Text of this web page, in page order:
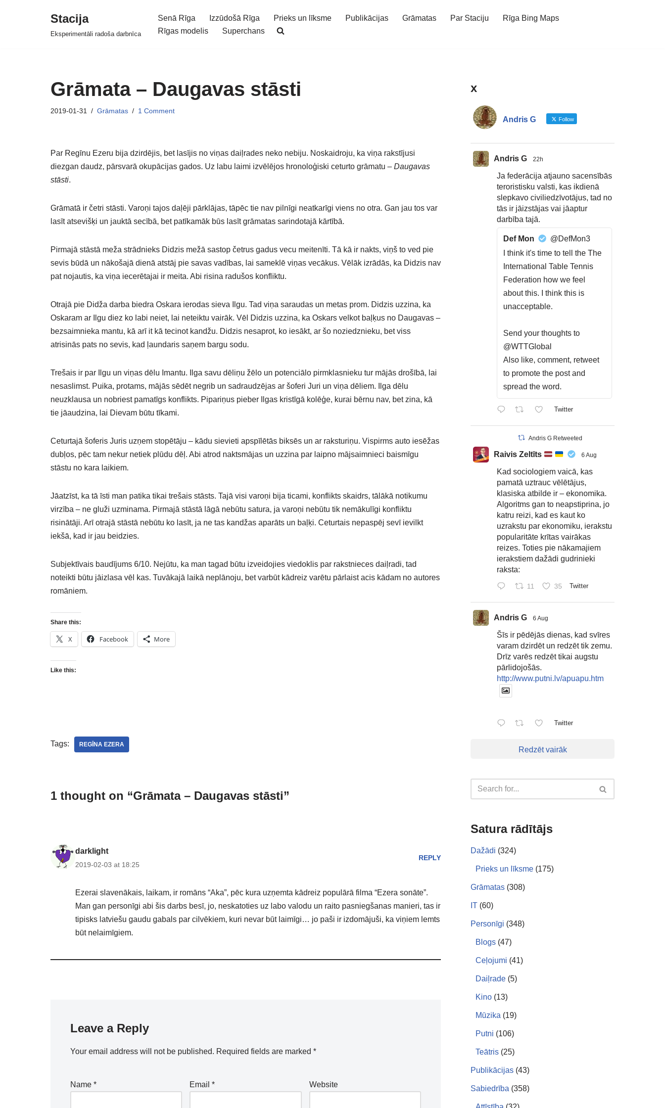
Stacija
Eksperimentāli radoša darbnīca
Senā Rīga Izzūdošā Rīga Prieks un līksme Publikācijas Grāmatas Par Staciju
Rīga Bing Maps
Rīgas modelis
Superchans
Grāmata – Daugavas stāsti
2019-01-31 Grāmatas 1 Comment
Par Regīnu Ezeru bija dzirdējis, bet lasījis no viņas daiļrades neko nebiju. Noskaidroju, ka viņa rakstījusi
diezgan daudz, pārsvarā okupācijas gados. Uz labu laimi izvēlējos hronoloģiski ceturto grāmatu – Daugavas
stāsti.
Grāmatā ir četri stāsti. Varoņi tajos daļēji pārklājas, tāpēc tie nav pilnīgi neatkarīgi viens no otra. Gan jau tos var
lasīt atsevišķi un jauktā secībā, bet patīkamāk būs lasīt grāmatas sarindotajā kārtībā.
Pirmajā stāstā meža strādnieks Didzis mežā sastop četrus gadus vecu meitenīti. Tā kā ir nakts, viņš to ved pie
sevis būdā un nākošajā dienā atstāj pie savas vadības, lai sameklē viņas vecākus. Vēlāk izrādās, ka Didzis nav
pat nojautis, ka viņa iecerētajai ir meita. Abi risina radušos konfliktu.
Otrajā pie Didža darba biedra Oskara ierodas sieva Ilgu. Tad viņa saraudas un metas prom. Didzis uzzina, ka
Oskaram ar Ilgu diez ko labi neiet, lai neteiktu vairāk. Vēl Didzis uzzina, ka Oskars velkot baļķus no Daugavas –
bezsaimnieka mantu, kā arī it kā tecinot kandžu. Didzis nesaprot, ko iesākt, ar šo noziedznieku, bet viss
atrisinās pats no sevis, kad ļaundaris saņem bargu sodu.
Trešais ir par Ilgu un viņas dēlu Imantu. Ilga savu dēliņu žēlo un potenciālo pirmklasnieku tur mājās drošībā, lai
nesaslimst. Puika, protams, mājās sēdēt negrib un sadraudzējas ar šoferi Juri un viņa dēliem. Ilga dēlu
neuzklausa un nobriest pamatīgs konflikts. Pipariņus pieber Ilgas kristīgā kolēģe, kurai bērnu nav, bet zina, kā
tie jāaudzina, lai Dievam būtu tīkami.
Ceturtajā šoferis Juris uzņem stopētāju – kādu sievieti apspīlētās biksēs un ar raksturiņu. Vispirms auto iesēžas
dubļos, pēc tam nekur netiek plūdu dēļ. Abi atrod naktsmājas un uzzina par laipno mājsaimnieci baismīgu
stāstu no kara laikiem.
Jāatzīst, ka tā īsti man patika tikai trešais stāsts. Tajā visi varoņi bija ticami, konflikts skaidrs, tālākā notikumu
virzība – ne gluži uzminama. Pirmajā stāstā lāgā nebūtu satura, ja varoņi nebūtu tik nemākulīgi konfliktu
risinātāji. Arī otrajā stāstā nebūtu ko lasīt, ja ne tas kandžas aparāts un baļķi. Ceturtais nepaspēj sevī ievilkt
iekšā, kad ir jau beidzies.
Subjektīvais baudījums 6/10. Nejūtu, ka man tagad būtu izveidojies viedoklis par rakstnieces daiļradi, tad
noteikti būtu jāizlasa vēl kas. Tuvākajā laikā neplānoju, bet varbūt kādreiz varētu pārlaist acis kādam no autores
romāniem.
Share this:
X Facebook More
Like this:
Tags: REGĪNA EZERA
1 thought on “Grāmata – Daugavas stāsti”
darklight
2019-02-03 at 18:25
REPLY
Ezerai slavenākais, laikam, ir romāns “Aka”, pēc kura uzņemta kādreiz populārā filma “Ezera sonāte”.
Man gan personīgi abi šis darbs besī, jo, neskatoties uz labo valodu un raito pasniegšanas manieri, tas ir
tipisks latviešu gaudu gabals par cilvēkiem, kuri nevar būt laimīgi… jo paši ir izdomājuši, ka viņiem lemts
būt nelaimīgiem.
Leave a Reply
Your email address will not be published. Required fields are marked *
Name * Email* Website
x
Andris G Follow
Andris G 22h
Ja federācija atjauno sacensībās
teroristisku valsti, kas ikdienā
slepkavo civiliedzīvotājus, tad no
tās ir jāizstājas vai jāaptur
darbība tajā.
Def Mon
@DefMon3
I think it's time to tell the The
International Table Tennis
Federation how we feel
about this. I think this is
unacceptable.
Send your thoughts to
@WTTGlobal
Also like, comment, retweet
to promote the post and
spread the word.
Twitter
Andris G Retweeted
Raivis Zeltīts 6 Aug
Kad sociologiem vaicā, kas
pamatā uztrauc vēlētājus,
klasiska atbilde ir – ekonomika.
Algoritms gan to neapstiprina, jo
katru reizi, kad es kaut ko
uzrakstu par ekonomiku, ierakstu
popularitāte krītas vairākas
reizes. Toties pie nākamajiem
ierakstiem dažādi gudrinieki
raksta:
11 35 Twitter
Andris G 6 Aug
Šīs ir pēdējās dienas, kad svīres
varam dzirdēt un redzēt tik zemu.
Drīz varēs redzēt tikai augstu
pārlidojošās.
http://www.putni.lv/apuapu.htm
Twitter
Redzēt vairāk
Satura rādītājs
Dažādi (324)
Prieks un līksme (175)
Grāmatas (308)
IT (60)
Personīgi (348)
Blogs (47)
Ceļojumi (41)
Daiļrade (5)
Kino (13)
Mūzika (19)
Putni (106)
Teātris (25)
Publikācijas (43)
Sabiedrība (358)